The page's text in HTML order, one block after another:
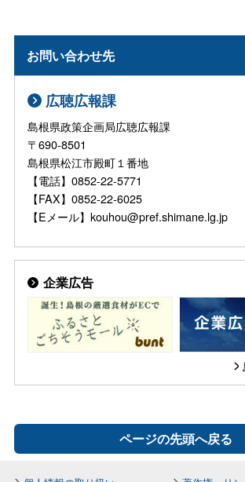
お問い合わせ先
広聴広報課
島根県政策企画局広聴広報課
〒690-8501
島根県松江市殿町１番地
【電話】0852-22-5771
【FAX】0852-22-6025
【Eメール】kouhou@pref.shimane.lg.jp
企業広告
ページの先頭へ戻る